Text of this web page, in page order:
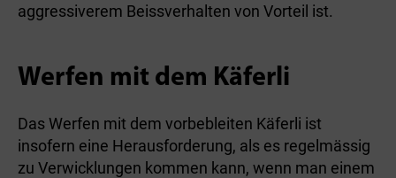
aggressiverem Beissverhalten von Vorteil ist.
Werfen mit dem Käferli
Das Werfen mit dem vorbebleiten Käferli ist
insofern eine Herausforderung, als es regelmässig
zu Verwicklungen kommen kann, wenn man einem